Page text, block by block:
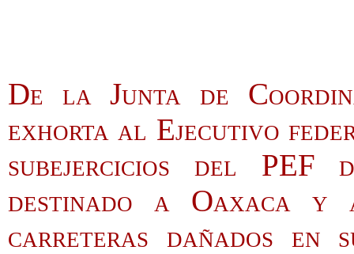
De la Junta de
exhorta al Ejecutivo
subejercicios del PEF
destinado a Oaxaca
carreteras dañados